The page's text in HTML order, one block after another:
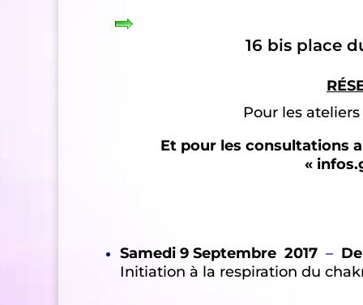
16 bis place
Pour les ateliers
Et pour les consultations
«
Samedi 9 Septembre 2017 –
Initiation à la respiration du